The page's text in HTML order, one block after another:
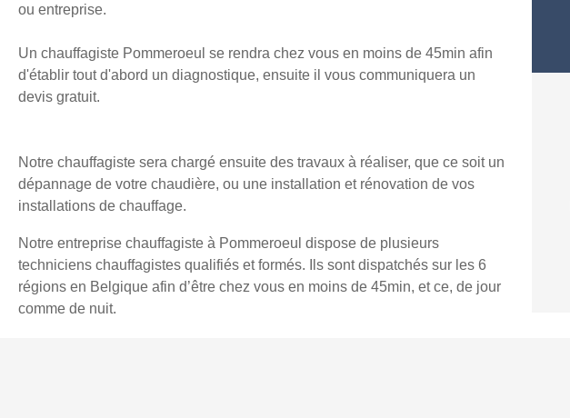
ou entreprise.
Un chauffagiste Pommeroeul se rendra chez vous en moins de 45min afin
d'établir tout d'abord un diagnostique, ensuite il vous communiquera un
devis gratuit.
Notre chauffagiste sera chargé ensuite des travaux à réaliser, que ce soit un
dépannage de votre chaudière, ou une installation et rénovation de vos
installations de chauffage.
Notre entreprise chauffagiste à Pommeroeul dispose de plusieurs
techniciens chauffagistes qualifiés et formés. Ils sont dispatchés sur les 6
régions en Belgique afin d’être chez vous en moins de 45min, et ce, de jour
comme de nuit.